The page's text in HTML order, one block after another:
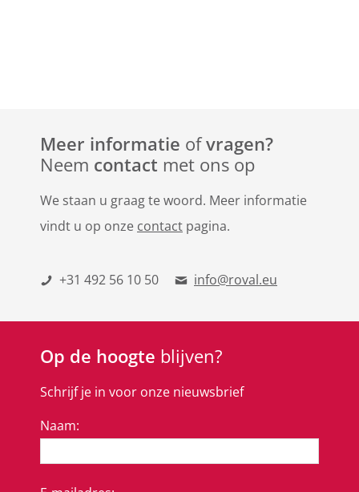
Meer informatie ofvragen?
Neem contact met ons op
We staan u graag te woord. Meer informatie
vindt u op onze contact pagina.
+31 492 56 10 50 info@roval.eu
Op de hoogte blijven?
Schrijf je in voor onze nieuwsbrief
Naam: